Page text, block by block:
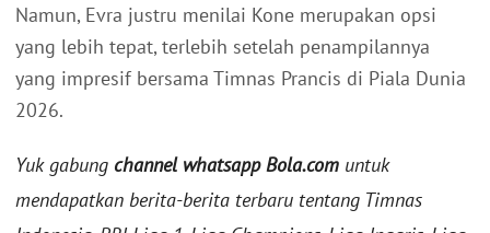
Namun, Evra justru menilai Kone merupakan opsi
yang lebih tepat, terlebih setelah penampilannya
yang impresif bersama Timnas Prancis di Piala Dunia
2026.
Yuk gabung channel whatsapp Bola.com untuk
mendapatkan berita-berita terbaru tentang Timnas